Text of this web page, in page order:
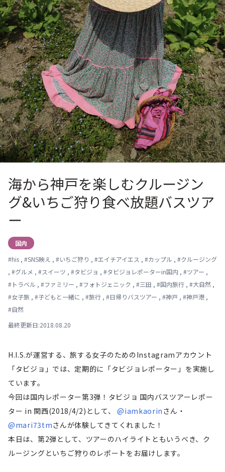
海から神戸を楽しむクルージン
グ&いちご狩り食べ放題バスツア
ー
国内
#his , #SNS映え , #いちご狩り , #エイチアイエス , #カップル , #クルージング
, #グルメ , #スイーツ , #タビジョ , #タビジョレポーターin国内 , #ツアー ,
#トラベル , #ファミリー , #フォトジェニック , #三田 , #国内旅行 , #大自然 ,
#女子旅 , #子どもと一緒に , #旅行 , #日帰りバスツアー , #神戸 , #神戸港 ,
#自然
最終更新日:2018.08.20
H.I.S.が運営する、旅する女子のためのInstagramアカウント
「タビジョ」では、定期的に「タビジョレポーター」を実施し
ています。
今回は国内レポーター第3弾！タビジョ 国内バスツアーレポー
ター in 関西(2018/4/2)として、@iamkaorin さん・
@mari73tmさんが体験してきてくれました！
本日は、第2弾として、ツアーのハイライトともいうべき、ク
ルージングといちご狩りのレポートをお届けします。